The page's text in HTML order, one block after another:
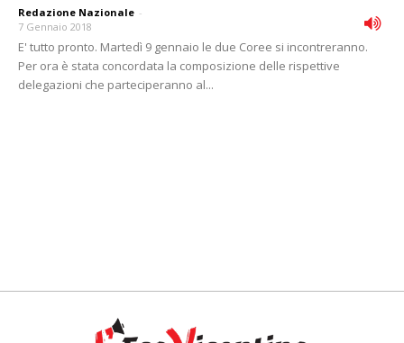
Redazione Nazionale -
7 Gennaio 2018
E' tutto pronto. Martedì 9 gennaio le due Coree si incontreranno.
Per ora è stata concordata la composizione delle rispettive
delegazioni che parteciperanno al...